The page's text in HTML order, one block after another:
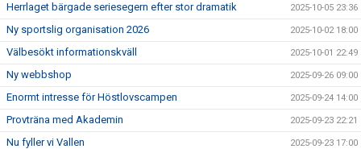
Herrlaget bärgade seriesegern efter stor dramatik 2025-10-05 23:36
Ny sportslig organisation 2026 2025-10-02 18:00
Välbesökt informationskväll 2025-10-01 22:49
Ny webbshop 2025-09-26 09:00
Enormt intresse för Höstlovscampen 2025-09-24 14:00
Provträna med Akademin 2025-09-23 22:21
Nu fyller vi Vallen 2025-09-23 17:00